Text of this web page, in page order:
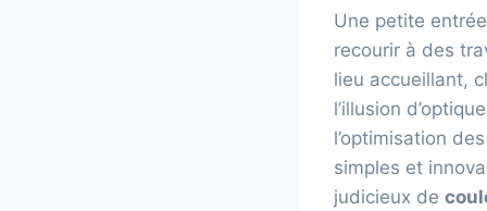
Une petite
recourir à des
lieu accueillant,
l’illusion
l’optimisation
simples et
judicieux de